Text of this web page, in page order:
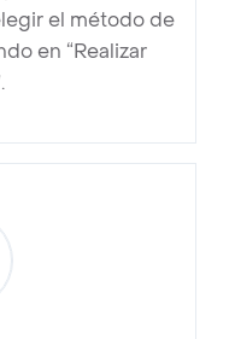
el método de
en “Realizar